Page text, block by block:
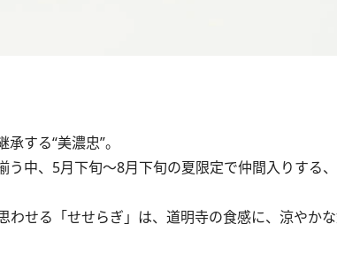
する“美濃忠”。
中、5月下旬～8月下旬の夏限定で仲間入りする
せる「せせらぎ」は、道明寺の食感に、涼やか